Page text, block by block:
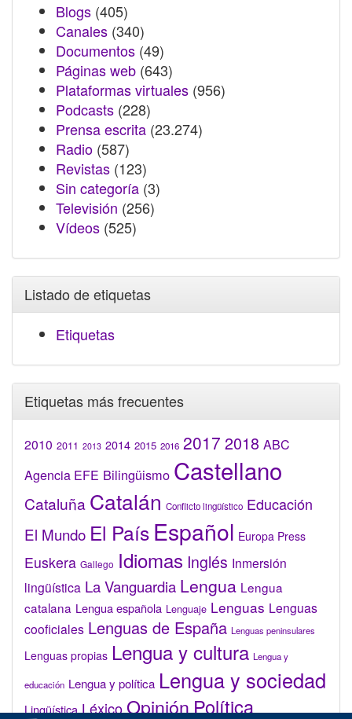
Blogs (405)
Canales (340)
Documentos (49)
Páginas web (643)
Plataformas virtuales (956)
Podcasts (228)
Prensa escrita (23.274)
Radio (587)
Revistas (123)
Sin categoría (3)
Televisión (256)
Vídeos (525)
Listado de etiquetas
Etiquetas
Etiquetas más frecuentes
2010 2011 2013 2014 2015 2016 2017 2018 ABC
Agencia EFE Bilingüismo Castellano
Cataluña Catalán Conflicto lingüístico Educación
El Mundo El País Español Europa Press
Euskera Gallego Idiomas Inglés Inmersión
lingüística La Vanguardia Lengua Lengua
catalana Lengua española Lenguaje Lenguas Lenguas
cooficiales Lenguas de España Lenguas peninsulares
Lenguas propias Lengua y cultura Lengua y
educación Lengua y política Lengua y sociedad
Lingüística LéxicoOpiniónPolítica